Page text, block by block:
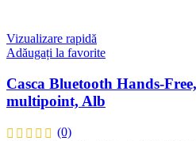
Vizualizare rapidă
Adăugați la favorite
Casca Bluetooth Hands-
multipoint, Alb
(0)